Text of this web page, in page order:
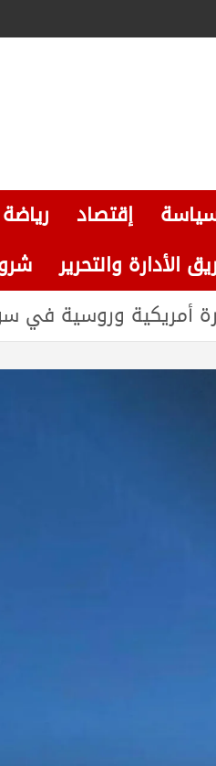
إقتصاد رياضة
الأدارة والتحرير
أمريكية وروسية في